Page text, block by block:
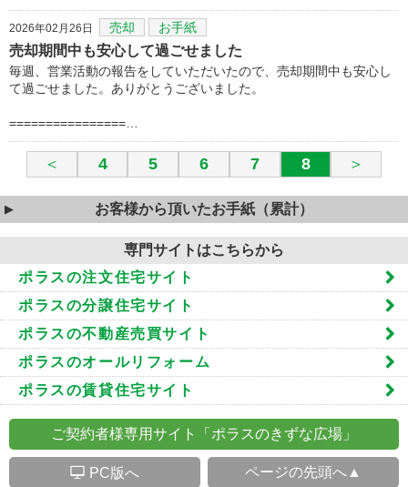
2026年02月26日 売却 お手紙
売却期間中も安心して過ごせました
毎週、営業活動の報告をしていただいたので、売却期間中も安心し
て過ごせました。ありがとうございました。
================…
＜ 4 5 6 7 8 ＞
お客様から頂いたお手紙（累計）
専門サイトはこちらから
ポラスの注文住宅サイト
ポラスの分譲住宅サイト
ポラスの不動産売買サイト
ポラスのオールリフォーム
ポラスの賃貸住宅サイト
ご契約者様専用サイト「ポラスのきずな広場」
S PC版へ ページの先頭へ▲